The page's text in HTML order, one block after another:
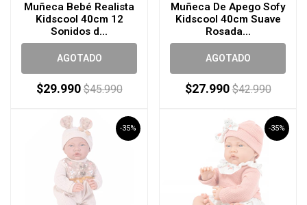
Muñeca Bebé Realista
Kidscool 40cm 12
Sonidos d...
AGOTADO
$29.990 $45.990
Muñeca De Apego Sofy
Kidscool 40cm Suave
Rosada...
AGOTADO
$27.990 $42.990
-35% -35%